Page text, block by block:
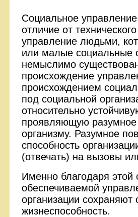
Социальное
отличие от
управление людьми,
или малые социальные
немыслимо
происхождение
происхождением
под социальной
относительно
проявляющую
организму. Разумное
способность
(отвечать) на вызовы
Именно благодаря этой
обеспечиваемой
организации сохраняют
жизнеспособность.